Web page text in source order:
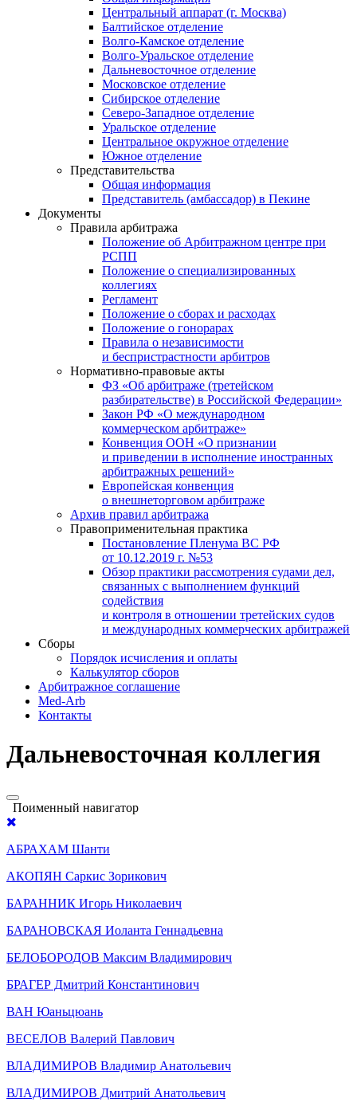
Центральный аппарат (г. Москва)
Балтийское отделение
Волго-Камское отделение
Волго-Уральское отделение
Дальневосточное отделение
Московское отделение
Сибирское отделение
Северо-Западное отделение
Уральское отделение
Центральное окружное отделение
Южное отделение
Представительства
Общая информация
Представитель (амбассадор) в Пекине
Документы
Правила арбитража
Положение об Арбитражном центре при
РСПП
Положение о специализированных
коллегиях
Регламент
Положение о сборах и расходах
Положение о гонорарах
Правила о независимости
и беспристрастности арбитров
Нормативно-правовые акты
ФЗ «Об арбитраже (третейском
разбирательстве) в Российской Федерации»
Закон РФ «О международном
коммерческом арбитраже»
Конвенция ООН «О признании
и приведении в исполнение иностранных
арбитражных решений»
Европейская конвенция
о внешнеторговом арбитраже
Архив правил арбитража
Правоприменительная практика
Постановление Пленума ВС РФ
от 10.12.2019 г. №53
Обзор практики рассмотрения судами дел,
связанных с выполнением функций
содействия
и контроля в отношении третейских судов
и международных коммерческих арбитражей
Сборы
Порядок исчисления и оплаты
Калькулятор сборов
Арбитражное соглашение
Med-Arb
Контакты
Дальневосточная коллегия
Поименный навигатор
АБРАХАМ Шанти
АКОПЯН Саркис Зорикович
БАРАННИК Игорь Николаевич
БАРАНОВСКАЯ Иоланта Геннадьевна
БЕЛОБОРОДОВ Максим Владимирович
БРАГЕР Дмитрий Константинович
ВАН Юаньцюань
ВЕСЕЛОВ Валерий Павлович
ВЛАДИМИРОВ Владимир Анатольевич
ВЛАДИМИРОВ Дмитрий Анатольевич